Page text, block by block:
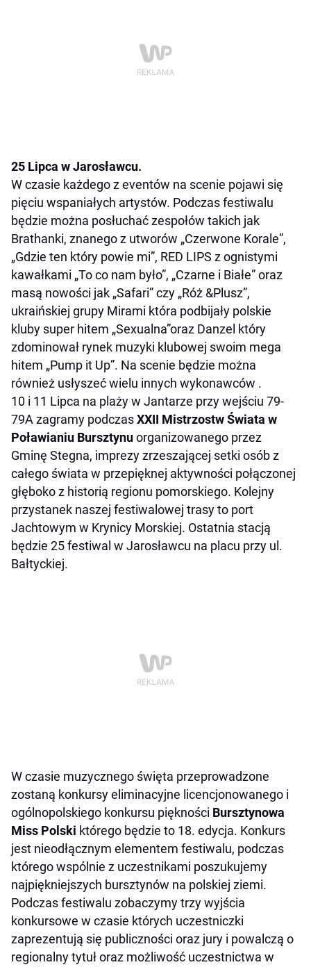
25 Lipca w Jarosławcu.
W czasie każdego z eventów na scenie pojawi się
pięciu wspaniałych artystów. Podczas festiwalu
będzie można posłuchać zespołów takich jak
Brathanki, znanego z utworów „Czerwone Korale”,
„Gdzie ten który powie mi”, RED LIPS z ognistymi
kawałkami „To co nam było”, „Czarne i Białe” oraz
masą nowości jak „Safari” czy „Róż &Plusz”,
ukraińskiej grupy Mirami która podbijały polskie
kluby super hitem „Sexualna”oraz Danzel który
zdominował rynek muzyki klubowej swoim mega
hitem „Pump it Up”. Na scenie będzie można
również usłyszeć wielu innych wykonawców .
10 i 11 Lipca na plaży w Jantarze przy wejściu 79-
79A zagramy podczasXXII Mistrzostw Świata w
Poławianiu Bursztynuorganizowanego przez
Gminę Stegna, imprezy zrzeszającej setki osób z
całego świata w przepięknej aktywności połączonej
głęboko z historią regionu pomorskiego. Kolejny
przystanek naszej festiwalowej trasy to port
Jachtowym w Krynicy Morskiej. Ostatnia stacją
będzie 25 festiwal w Jarosławcu na placu przy ul.
Bałtyckiej.
W czasie muzycznego święta przeprowadzone
zostaną konkursy eliminacyjne licencjonowanego i
ogólnopolskiego konkursu piękności Bursztynowa
Miss Polski którego będzie to 18. edycja. Konkurs
jest nieodłącznym elementem festiwalu, podczas
którego wspólnie z uczestnikami poszukujemy
najpiękniejszych bursztynów na polskiej ziemi.
Podczas festiwalu zobaczymy trzy wyjścia
konkursowe w czasie których uczestniczki
zaprezentują się publiczności oraz jury i powalczą o
regionalny tytuł oraz możliwość uczestnictwa w